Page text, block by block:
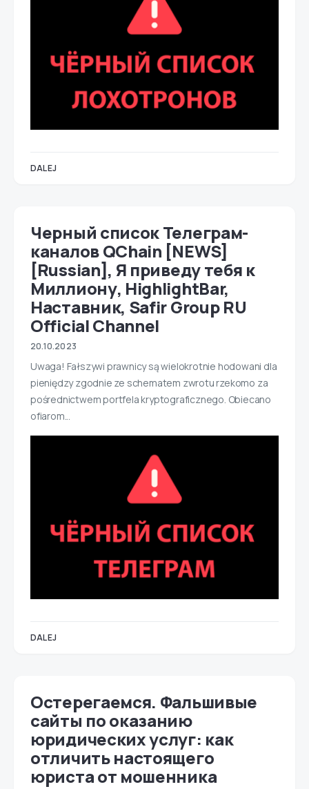
DALEJ
Черный список Телеграм-
каналов QChain [NEWS]
[Russian], Я приведу тебя к
Миллиону, HighlightBar,
Наставник, Safir Group RU
Official Channel
20.10.2023
Uwaga! Fałszywi prawnicy są wielokrotnie hodowani dla
pieniędzy zgodnie ze schematem zwrotu rzekomo za
pośrednictwem portfela kryptograficznego. Obiecano
ofiarom...
DALEJ
Остерегаемся. Фальшивые
сайты по оказанию
юридических услуг: как
отличить настоящего
юриста от мошенника